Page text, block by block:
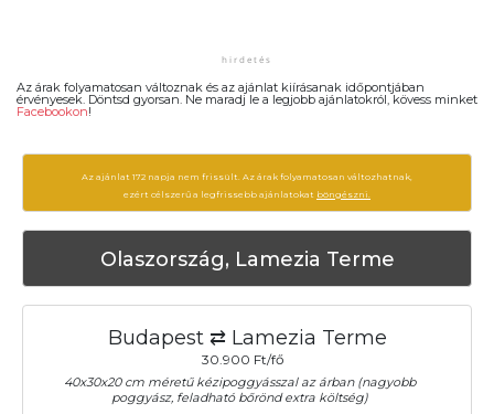
Az árak folyamatosan változnak és az ajánlat kiírásanak időpontjában
érvényesek. Döntsd gyorsan. Ne maradj le a legjobb ajánlatokról, kövess minket
Facebookon!
Az ajánlat 172 napja nem frissült. Az árak folyamatosan változhatnak,
ezért célszerű a legfrissebb ajánlatokat böngészni.
Olaszország, Lamezia Terme
Budapest ⇄ Lamezia Terme
30.900 Ft/fő
40x30x20 cm méretű kézipoggyásszal az árban (nagyobb
poggyász, feladható bőrönd extra költség)